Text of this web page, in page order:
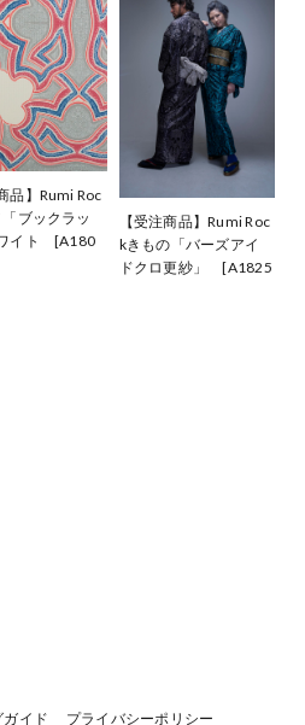
品】Rumi Roc
ブックラッ
イト [A180
【受注商品】Rumi Roc
kきもの「バーズアイ
ドクロ更紗」 [A1825
ガイド プライバシーポリシー